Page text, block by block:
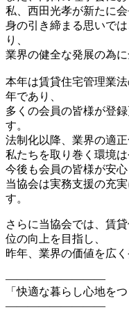
私、西田光孝が新たに
身の引き締まる思いで
り、
業界の健全な発展の為
本年は賃貸住宅管理業
年であり、
多くの会員の皆様が登
す。
法制化以降、業界の適
私たちを取り巻く環境
今後も会員の皆様が安
当協会は実務支援の充
す。
さらに当協会では、賃
位の向上を目指し、
昨年、業界の価値を広
—————————
「快適な暮らし心地をつ
—————————